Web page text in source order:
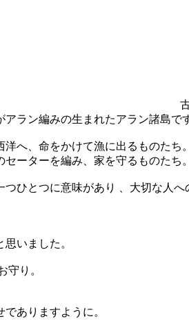
ラン編みの生まれたアラン諸島で
へ、命をかけて漁に出るものたち。
ーターを編み、家を守るものたち。
ひとつに意味があり 、大切な人へ
いました。
守り。
ありますように。